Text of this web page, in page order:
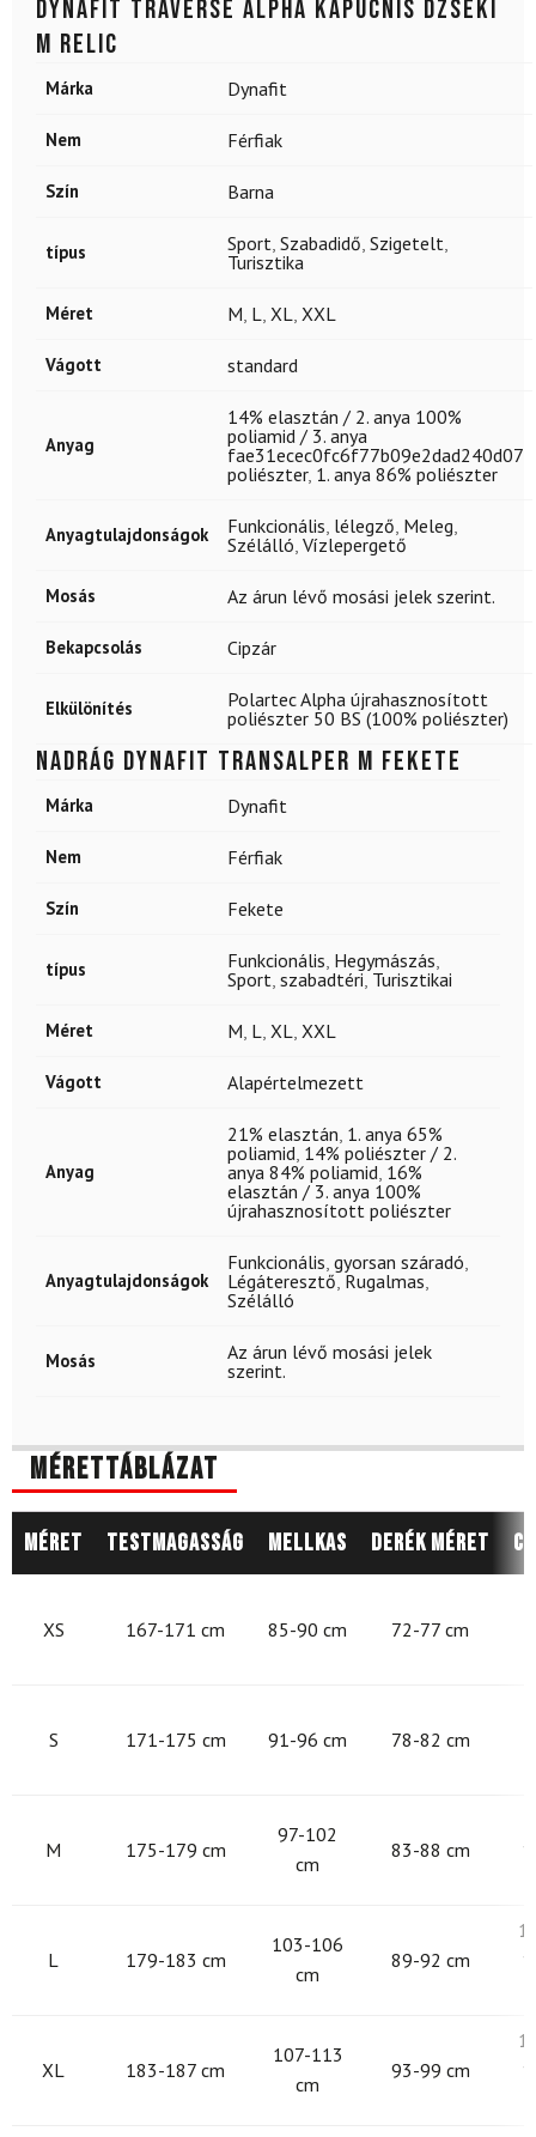
DYNAFIT Traverse Alpha kapucnis dzseki
M Relic
Márka Dynafit
Nem Férfiak
Szín Barna
típus Sport Szabadidő Szigetelt
Turisztika
Méret M L XL XXL
Vágott standard
Anyag
14% elasztán / 2. anya 100%
poliamid / 3. anya
fae31ecec0fc6f77b09e2dad240d07
poliészter, 1. anya 86% poliészter
Anyagtulajdonságok Funkcionális lélegző Meleg
Szélálló Vízlepergető
Mosás Az árun lévő mosási jelek szerint.
Bekapcsolás Cipzár
Elkülönítés
Polartec Alpha újrahasznosított
poliészter 50 BS (100% poliészter)
Nadrág DYNAFIT Transalper M Fekete
Márka Dynafit
Nem Férfiak
Szín Fekete
típus Funkcionális Hegymászás
Sport szabadtéri,Turisztikai
Méret M L XL XXL
Vágott Alapértelmezett
Anyag
21% elasztán 1. anya 65%
poliamid 14% poliészter / 2.
anya 84% poliamid 16%
elasztán / 3. anya 100%
újrahasznosított poliészter
Anyagtulajdonságok
Funkcionális gyorsan száradó
Légáteresztő,Rugalmas
Szélálló
Mosás
Az árun lévő mosási jelek
szerint.
Mérettáblázat
Méret Testmagasság Mellkas Derék méret
XS 167-171 cm 85-90 cm 72-77 cm
S 171-175 cm 91-96 cm 78-82 cm
M 175-179 cm
97-102
cm
83-88 cm
L 179-183 cm
103-106
cm
89-92 cm
XL 183-187 cm
107-113
cm
93-99 cm